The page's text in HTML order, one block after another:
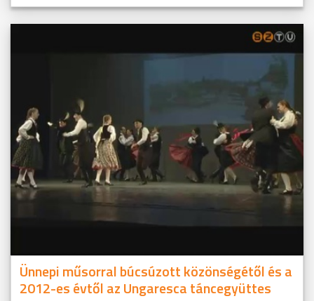
Ünnepi műsorral búcsúzott közönségétől és a
2012-es évtől az Ungaresca táncegyüttes